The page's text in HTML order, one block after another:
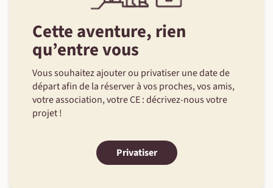
Cette aventure, rien
qu’entre vous
Vous souhaitez ajouter ou privatiser une date de
départ afin de la réserver à vos proches, vos amis,
votre association, votre CE : décrivez-nous votre
projet !
Privatiser